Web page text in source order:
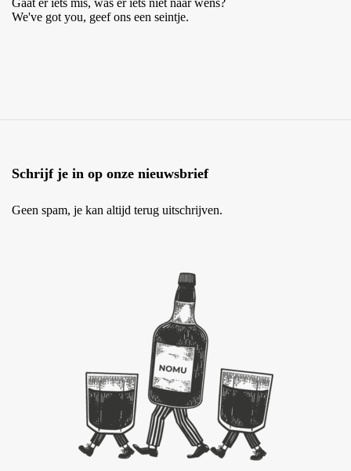
Gaat er iets mis, was er iets niet naar wens?
We've got you, geef ons een seintje.
Schrijf je in op onze nieuwsbrief
Geen spam, je kan altijd terug uitschrijven.